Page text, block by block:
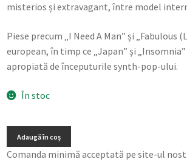
misterios și extravagant, între model
Piese precum „I Need A Man” și „Fabulous
european, în timp ce „Japan” și
apropiată de începuturile synth-pop-ului.
În stoc
Adaugă în coș
Comanda minimă acceptată pe site-ul